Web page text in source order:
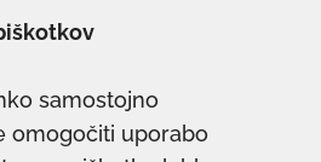
samostojno
omogočiti uporabo